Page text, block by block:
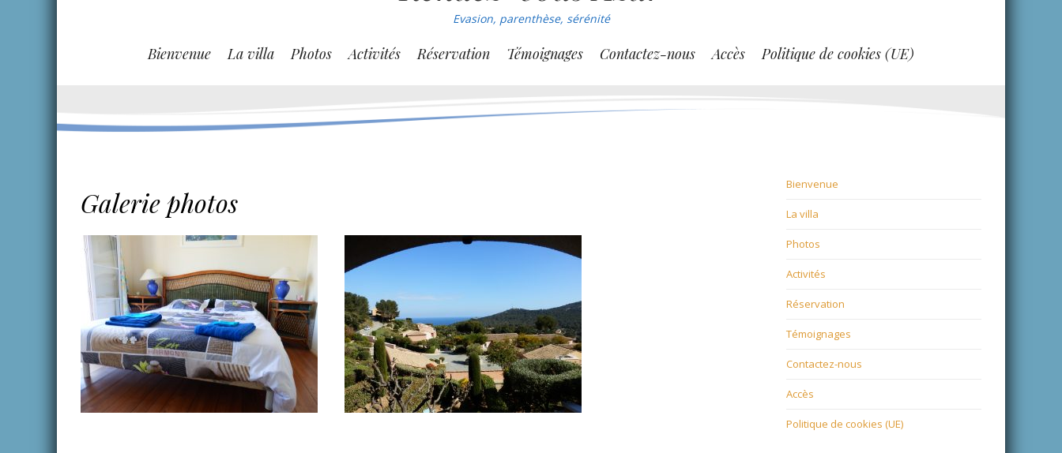
Evasion, parenthèse, sérénité
Bienvenue La villa Photos Activités Réservation Témoignages Contactez-nous Accès Politique de cookies (UE)
Galerie photos
Bienvenue
La villa
Photos
Activités
Réservation
Témoignages
Contactez-nous
Accès
Politique de cookies (UE)